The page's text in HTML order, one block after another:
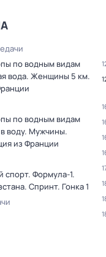
по водным видам
вода. Женщины 5 км.
по водным видам
воду. Мужчины.
из Франции
Формула-1.
Спринт. Гонка 1